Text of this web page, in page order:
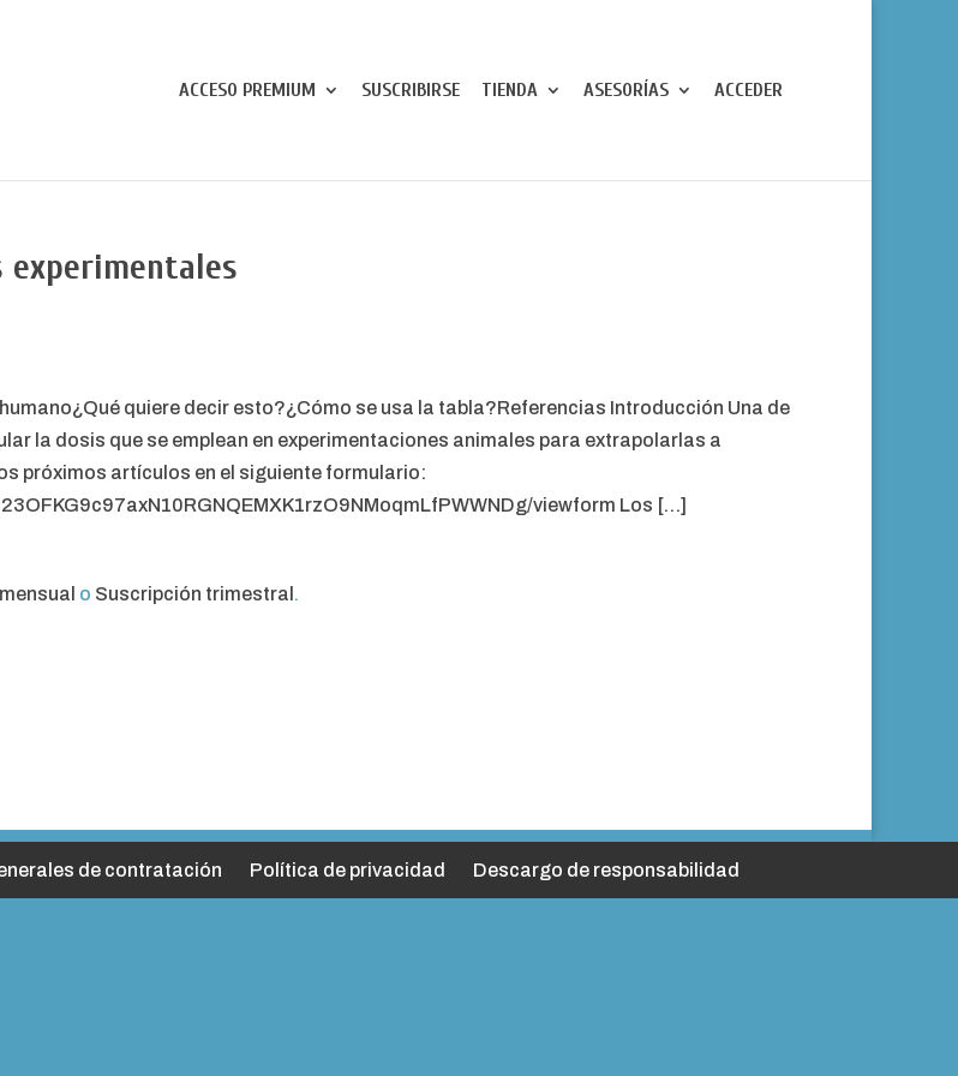
ACCESO PREMIUM SUSCRIBIRSE TIENDA ASESORÍAS ACCEDER
experimentales
quiere decir esto?¿Cómo se usa la tabla?Referencias Introducción Una de
la dosis que se emplean en experimentaciones animales para extrapolarlas a
próximos artículos en el siguiente formulario:
viewform Los […]
o Suscripción trimestral .
de contratación Política de privacidad Descargo de responsabilidad